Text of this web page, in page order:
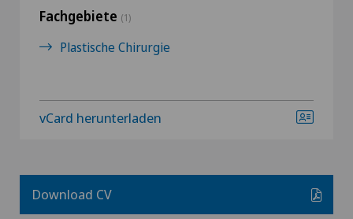
Fachgebiete (1)
Plastische Chirurgie
vCard herunterladen
Download CV